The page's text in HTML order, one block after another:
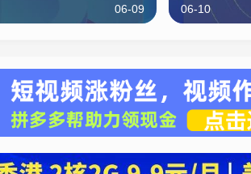
06-09 06-10